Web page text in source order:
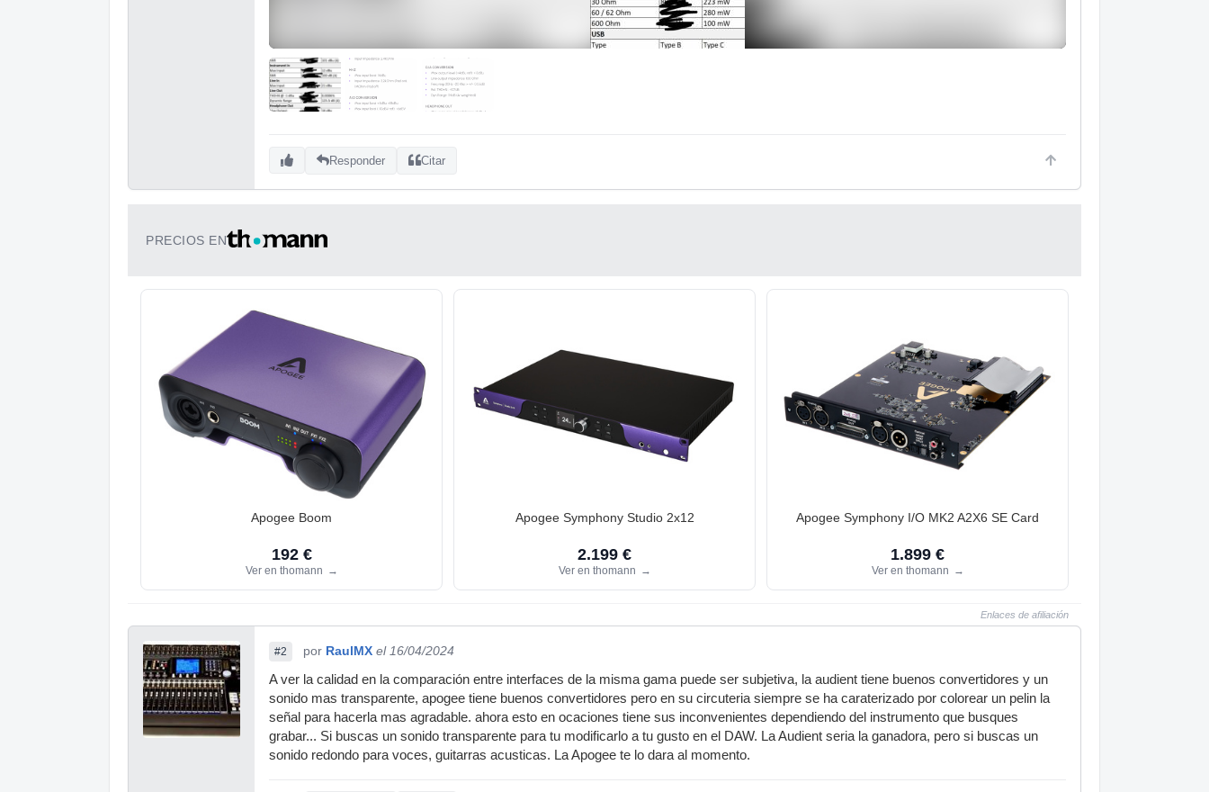
Responder Citar
PRECIOS EN
Apogee Boom
192 €
Ver en thomann →
Apogee Symphony Studio 2x12
2.199 €
Ver en thomann →
Apogee Symphony I/O MK2 A2X6 SE Card
1.899 €
Ver en thomann →
Enlaces de afiliación
#2 por RaulMX el 16/04/2024
A ver la calidad en la comparación entre interfaces de la misma gama puede ser subjetiva, la audient tiene buenos convertidores y un
sonido mas transparente, apogee tiene buenos convertidores pero en su circuteria siempre se ha caraterizado por colorear un pelin la
señal para hacerla mas agradable. ahora esto en ocaciones tiene sus inconvenientes dependiendo del instrumento que busques
grabar... Si buscas un sonido transparente para tu modificarlo a tu gusto en el DAW. La Audient seria la ganadora, pero si buscas un
sonido redondo para voces, guitarras acusticas. La Apogee te lo dara al momento.